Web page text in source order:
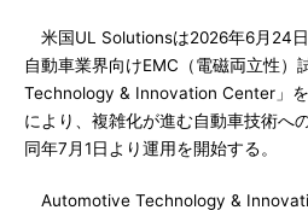
米国UL Solutionsは2026年6月24
自動車業界向けEMC（電磁両立性
Technology & Innovation Center」
により、複雑化が進む自動車技術へ
同年7月1日より運用を開始する。
Automotive Technology &